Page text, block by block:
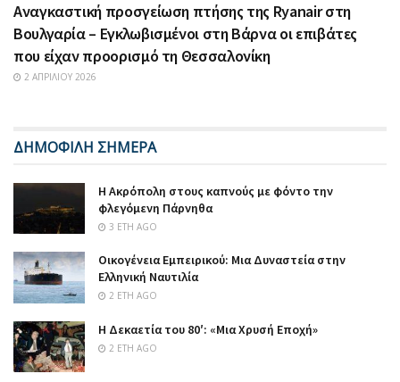
Αναγκαστική προσγείωση πτήσης της Ryanair στη
Βουλγαρία – Εγκλωβισμένοι στη Βάρνα οι επιβάτες
που είχαν προορισμό τη Θεσσαλονίκη
2 ΑΠΡΙΛΊΟΥ 2026
ΔΗΜΟΦΙΛΗ ΣΗΜΕΡΑ
Η Ακρόπολη στους καπνούς με φόντο την
φλεγόμενη Πάρνηθα
3 ΈΤΗ AGO
Οικογένεια Εμπειρικού: Μια Δυναστεία στην
Ελληνική Ναυτιλία
2 ΈΤΗ AGO
Η Δεκαετία του 80′: «Μια Χρυσή Εποχή»
2 ΈΤΗ AGO